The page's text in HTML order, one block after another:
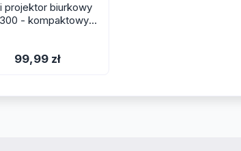
projektor biurkowy
- kompaktowy
99,99 zł